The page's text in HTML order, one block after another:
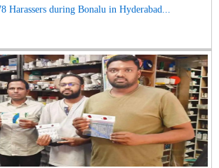
Harassers during Bonalu in Hyderabad...